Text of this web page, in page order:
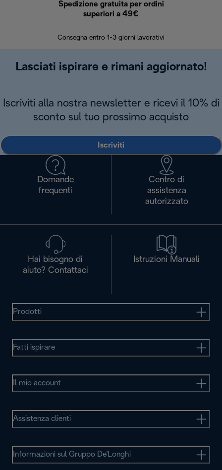
Spedizione gratuita per ordini
superiori a 49€
Consegna entro 1-3 giorni lavorativi
Lasciati ispirare e rimani aggiornato!
Iscriviti alla nostra newsletter e ricevi il 10% di
sconto sul tuo prossimo acquisto
Iscriviti
Domande
frequenti
Centro di
assistenza
autorizzato
Hai bisogno di
aiuto? Contattaci
Istruzioni Manuali
Prodotti
Fatti ispirare
Il mio account
Assistenza clienti
Informazioni sul Gruppo De'Longhi